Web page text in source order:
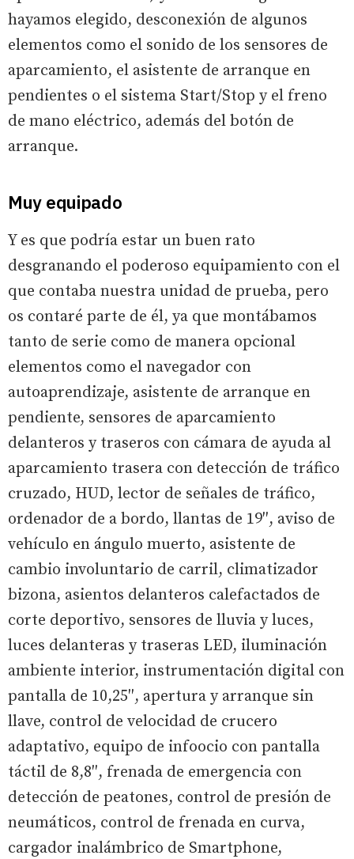
hayamos elegido, desconexión de algunos
elementos como el sonido de los sensores de
aparcamiento, el asistente de arranque en
pendientes o el sistema Start/Stop y el freno
de mano eléctrico, además del botón de
arranque.
Muy equipado
Y es que podría estar un buen rato
desgranando el poderoso equipamiento con el
que contaba nuestra unidad de prueba, pero
os contaré parte de él, ya que montábamos
tanto de serie como de manera opcional
elementos como el navegador con
autoaprendizaje, asistente de arranque en
pendiente, sensores de aparcamiento
delanteros y traseros con cámara de ayuda al
aparcamiento trasera con detección de tráfico
cruzado, HUD, lector de señales de tráfico,
ordenador de a bordo, llantas de 19″, aviso de
vehículo en ángulo muerto, asistente de
cambio involuntario de carril, climatizador
bizona, asientos delanteros calefactados de
corte deportivo, sensores de lluvia y luces,
luces delanteras y traseras LED, iluminación
ambiente interior, instrumentación digital con
pantalla de 10,25″, apertura y arranque sin
llave, control de velocidad de crucero
adaptativo, equipo de infoocio con pantalla
táctil de 8,8″, frenada de emergencia con
detección de peatones, control de presión de
neumáticos, control de frenada en curva,
cargador inalámbrico de Smartphone,